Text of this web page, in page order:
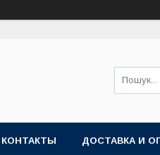
КОНТАКТЫ ДОСТАВКА И